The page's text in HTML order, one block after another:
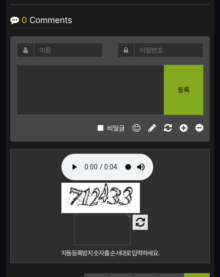
0 Comments
등록
비밀글
자동등록방지 숫자를 순서대로 입력하세요.